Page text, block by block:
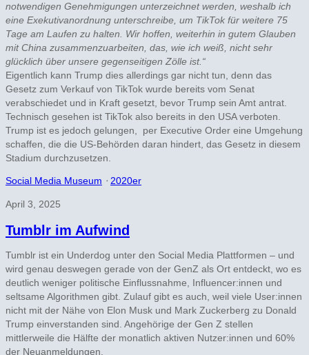
notwendigen Genehmigungen unterzeichnet werden, weshalb ich
eine Exekutivanordnung unterschreibe, um TikTok für weitere 75
Tage am Laufen zu halten. Wir hoffen, weiterhin in gutem Glauben
mit China zusammenzuarbeiten, das, wie ich weiß, nicht sehr
glücklich über unsere gegenseitigen Zölle ist.“
Eigentlich kann Trump dies allerdings gar nicht tun, denn das
Gesetz zum Verkauf von TikTok wurde bereits vom Senat
verabschiedet und in Kraft gesetzt, bevor Trump sein Amt antrat.
Technisch gesehen ist TikTok also bereits in den USA verboten.
Trump ist es jedoch gelungen, per Executive Order eine Umgehung
schaffen, die die US-Behörden daran hindert, das Gesetz in diesem
Stadium durchzusetzen.
Social Media Museum ⋅ 2020er
April 3, 2025
Tumblr im Aufwind
Tumblr ist ein Underdog unter den Social Media Plattformen – und
wird genau deswegen gerade von der GenZ als Ort entdeckt, wo es
deutlich weniger politische Einflussnahme, Influencer:innen und
seltsame Algorithmen gibt. Zulauf gibt es auch, weil viele User:innen
nicht mit der Nähe von Elon Musk und Mark Zuckerberg zu Donald
Trump einverstanden sind. Angehörige der Gen Z stellen
mittlerweile die Hälfte der monatlich aktiven Nutzer:innen und 60%
der Neuanmeldungen.